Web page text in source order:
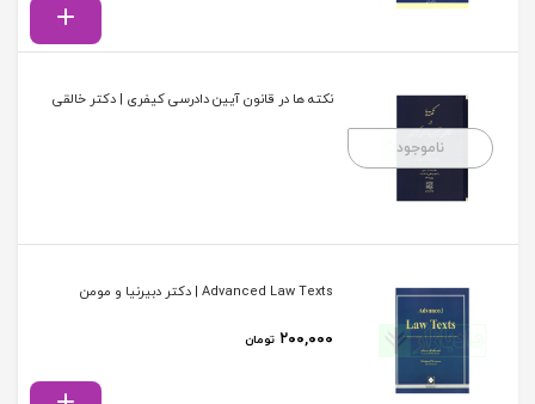
ناموجود
نکته ها در قانون آیین دادرسی کیفری | دکتر خالقی
Advanced Law Texts | دکتر دبیرنیا و مومن
۲۰۰,۰۰۰ تومان